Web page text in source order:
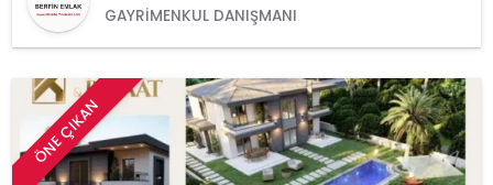
GAYRIMENKUL DANIŞMANI
ÖNE ÇIKAN